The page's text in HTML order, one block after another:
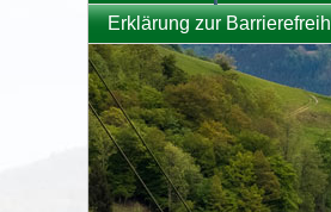
Erklärung zur